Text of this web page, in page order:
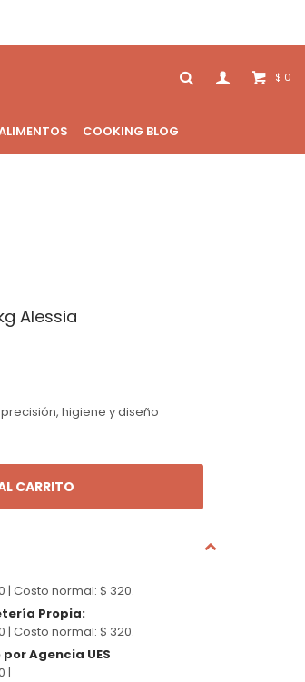
COOKING BLOG
$ 0
Alessia
higiene y diseño
CARRITO
| Costo normal: $ 320.
Propia:
| Costo normal: $ 320.
Agencia UES
|